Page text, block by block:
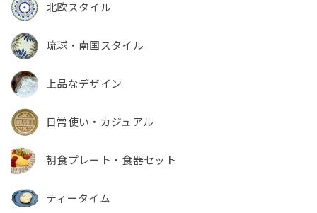
北欧スタイル
琉球・南国スタイル
上品なデザイン
日常使い・カジュアル
朝食プレート・食器セット
ティータイム